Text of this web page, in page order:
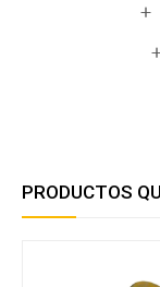
PRODUCTOS